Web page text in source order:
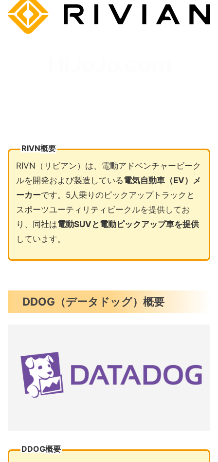
RIVN概要
RIVN（リビアン）は、電動アドベンチャービーク
ルを開発および製造している電気自動車（EV）メ
ーカーです。5人乗りのピックアップトラックと
スポーツユーティリティビークルを提供してお
り、同社は電動SUVと電動ピックアップ車を提供
しています。
DDOG（データドッグ）概要
DDOG概要